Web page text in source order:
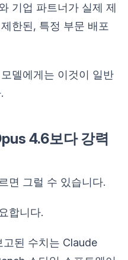
기업 파트너가 실제 제
한된, 특정 부문 배포
델에게는 이것이 일반
4.6보다 강력
면 그럴 수 있습니다.
합니다.
된 수치는 Claude